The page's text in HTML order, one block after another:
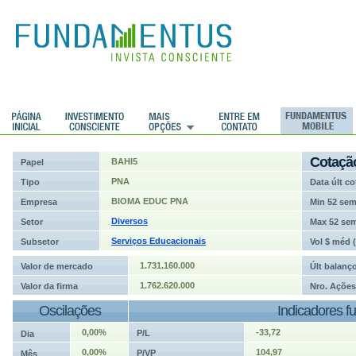
Papel BAHI5
Tipo PNA Data últ
Empresa BIOMA EDUC PNA Min 52 sem
Setor Diversos Max 52
Subsetor Serviços Educacionais Vol $ méd
Valor de mercado 1.731.160.000 Últ
Valor da firma 1.762.620.000 Nro. Ações
Oscilações Indicadores
Dia 0,00% P/L -33,72
Mês 0,00% P/VP 104,97